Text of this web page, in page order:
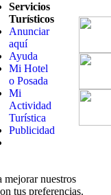
Servicios
Turísticos
Anunciar
aquí
Ayuda
Mi Hotel
o Posada
Mi
Actividad
Turística
Publicidad
mejorar nuestros
tus preferencias.